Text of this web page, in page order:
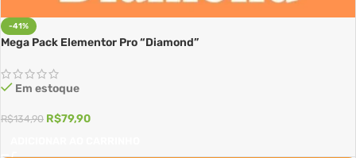
-41%
Mega Pack Elementor Pro “Diamond”
Em estoque
R$134,90 R$79,90